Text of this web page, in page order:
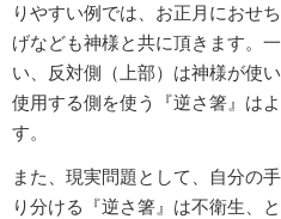
りやすい例では、お正月におせ
げなども神様と共に頂きます。
い、反対側（上部）は神様が使
使用する側を使う『逆さ箸』は
す。
また、現実問題として、自分の
り分ける『逆さ箸』は不衛生、